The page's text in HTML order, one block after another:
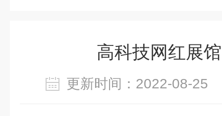
高科技网红展
更新时间：2022-08-